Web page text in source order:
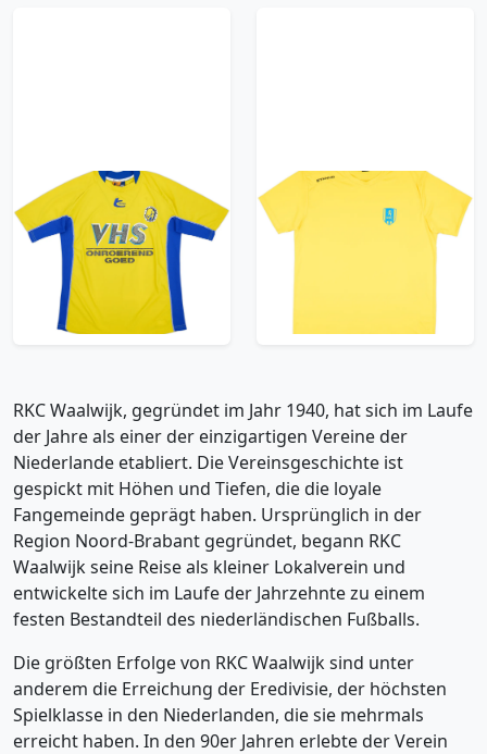
2002-03 RKC Waalwijk
Home Shirt - 5/10 -
(XXL)
29.99£ · ca. €35
Trikot kaufen
2010s RKC Waalwijk
Stanno Training Shirt
RKC Waalwijk, gegründet im Jahr 1940, hat sich im Laufe
der Jahre als einer der einzigartigen Vereine der
Niederlande etabliert. Die Vereinsgeschichte ist
gespickt mit Höhen und Tiefen, die die loyale
Fangemeinde geprägt haben. Ursprünglich in der
Region Noord-Brabant gegründet, begann RKC
Waalwijk seine Reise als kleiner Lokalverein und
entwickelte sich im Laufe der Jahrzehnte zu einem
festen Bestandteil des niederländischen Fußballs.
Die größten Erfolge von RKC Waalwijk sind unter
anderem die Erreichung der Eredivisie, der höchsten
Spielklasse in den Niederlanden, die sie mehrmals
erreicht haben. In den 90er Jahren erlebte der Verein